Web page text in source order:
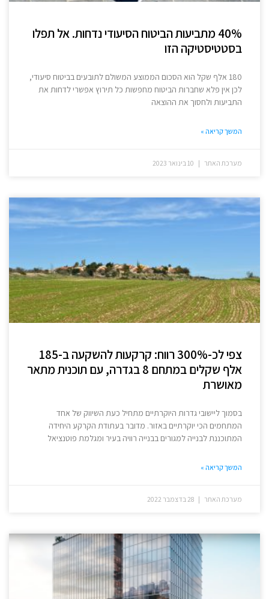
40% מתביעות הביטוח הסיעודי נדחות. אל תפלו
בסטטיסטיקה הזו
180 אלף שקל הוא הסכום הממוצע המשולם לתובעים בביטוח סיעודי,
לכן אין פלא שחברות הביטוח מחפשות כל תירוץ אפשרי לדחות את
התביעות ולחסוך את ההוצאה
המשך קריאה »
מערכת האתר
צפי לכ-300% רווח: קרקעות להשקעה ב-185
אלף שקלים במתחם 8 בגדרה, עם תוכנית מתאר
מאושרת
בסמוך ליישובי גדרות היוקרתיים מתחיל כעת השיווק של אחד
המתחמים הכי יוקרתיים באזור. מדובר בעתודת הקרקע היחידה
המתוכננת לבנייה למגורים בבנייה רוויה בעיר ומגלמת פוטנציאל
המשך קריאה »
מערכת האתר